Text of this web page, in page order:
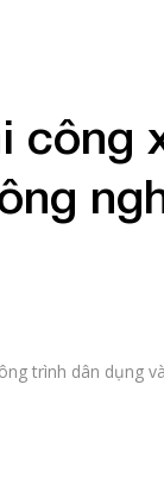
công
trình dân dụng